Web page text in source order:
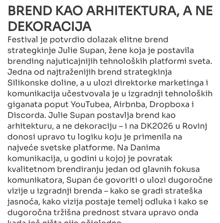
BREND KAO ARHITEKTURA, A NE
DEKORACIJA
Festival je potvrdio dolazak elitne brend
strategkinje Julie Supan, žene koja je postavila
brending najuticajnijih tehnoloških platformi sveta.
Jedna od najtraženijih brend strategkinja
Silikonske doline, a u ulozi direktorke marketinga i
komunikacija učestvovala je u izgradnji tehnoloških
giganata poput YouTubea, Airbnba, Dropboxa i
Discorda. Julie Supan postavlja brend kao
arhitekturu, a ne dekoraciju – i na DK2026 u Rovinj
donosi upravo tu logiku koju je primenila na
najveće svetske platforme. Na Danima
komunikacija, u godini u kojoj je povratak
kvalitetnom brendiranju jedan od glavnih fokusa
komunikatora, Supan će govoriti o ulozi dugoročne
vizije u izgradnji brenda – kako se gradi strateška
jasnoća, kako vizija postaje temelj odluka i kako se
dugoročna tržišna prednost stvara upravo onda